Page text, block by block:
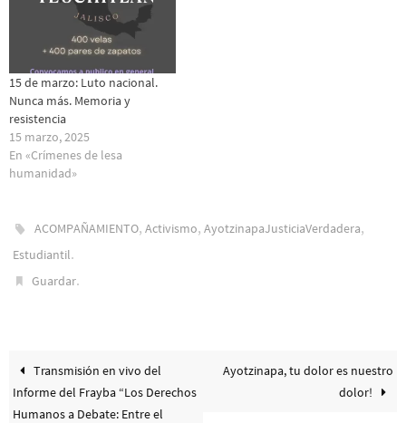
15 de marzo: Luto nacional.
Nunca más. Memoria y
resistencia
15 marzo, 2025
En «Crímenes de lesa
humanidad»
ACOMPAÑAMIENTO,Activismo,AyotzinapaJusticiaVerdadera,
Estudiantil.
Guardar.
Transmisión en vivo del
Informe del Frayba “Los Derechos
Humanos a Debate: Entre el
Ayotzinapa, tu dolor es nuestro
dolor!